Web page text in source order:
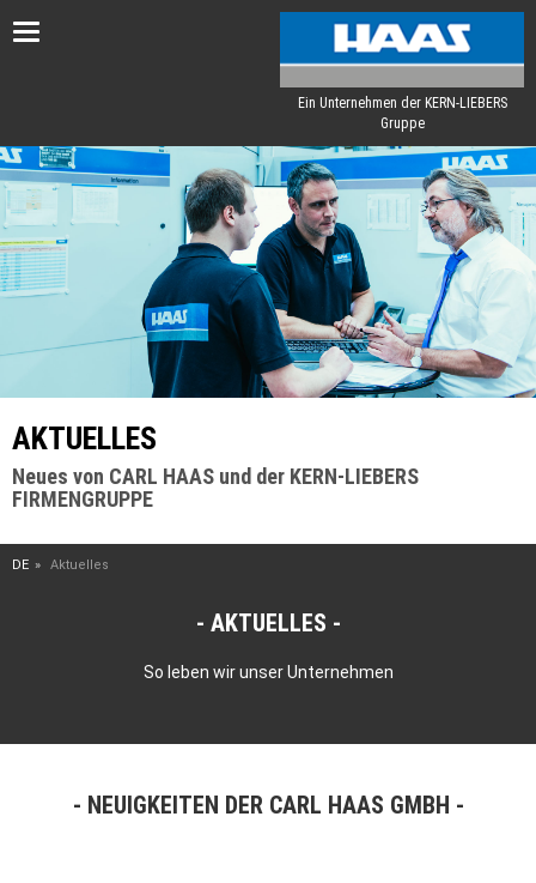
Toggle
Ein Unternehmen der KERN-LIEBERS
Gruppe
AKTUELLES
Neues von CARL HAAS und der KERN-LIEBERS
FIRMENGRUPPE
DE Aktuelles
AKTUELLES
So leben wir unser Unternehmen
NEUIGKEITEN DER CARL HAAS GMBH